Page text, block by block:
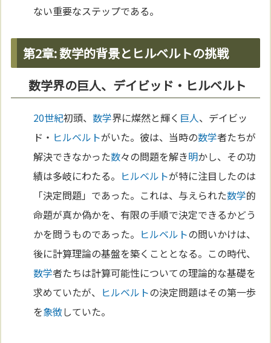
ない重要なステップである。
第2章: 数学的背景とヒルベルトの挑戦
数学界の巨人、デイビッド・ヒルベルト
20世紀初頭、数学界に燦然と輝く 巨人、デイビッ
ド・ ヒルベルトがいた。彼は、当時の数学者たちが
解決できなかった数々の問題を解き明かし、その功
績は多岐にわたる。 ヒルベルトが特に注目したのは
「決定問題」であった。これは、与えられた数学的
命題が真か偽かを、有限の手順で決定できるかどう
かを問うものであった。 ヒルベルトの問いかけは、
後に計算理論の基盤を築くこととなる。この時代、
数学者たちは計算可能性についての理論的な基礎を
求めていたが、 ヒルベルトの決定問題はその第一歩
を象徴していた。